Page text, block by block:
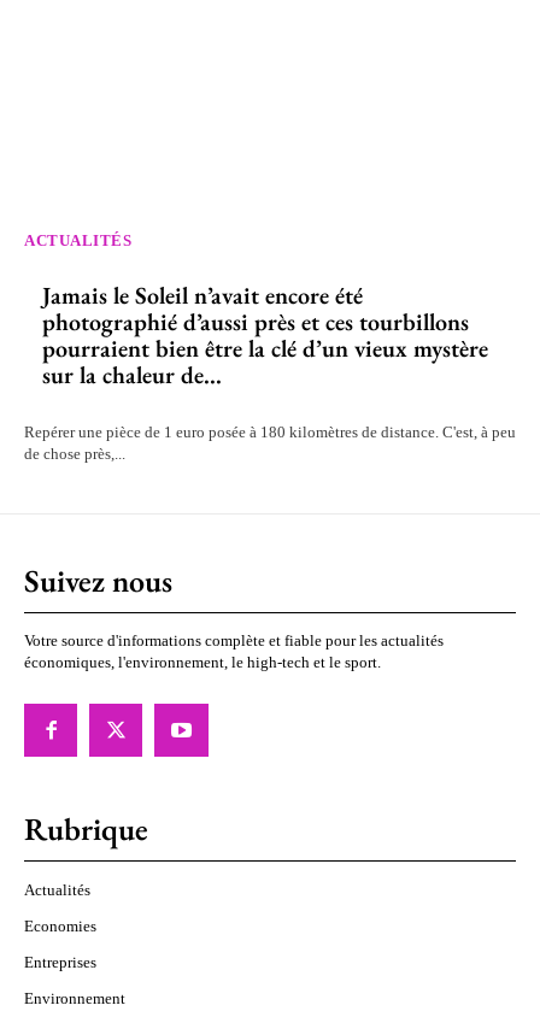
ACTUALITÉS
Jamais le Soleil n’avait encore été
photographié d’aussi près et ces tourbillons
pourraient bien être la clé d’un vieux mystère
sur la chaleur de...
Repérer une pièce de 1 euro posée à 180 kilomètres de distance. C'est, à peu
de chose près,...
Suivez nous
Votre source d'informations complète et fiable pour les actualités
économiques, l'environnement, le high-tech et le sport.
Rubrique
Actualités
Economies
Entreprises
Environnement